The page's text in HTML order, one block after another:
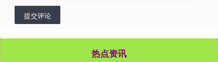
提交评论
热点资讯